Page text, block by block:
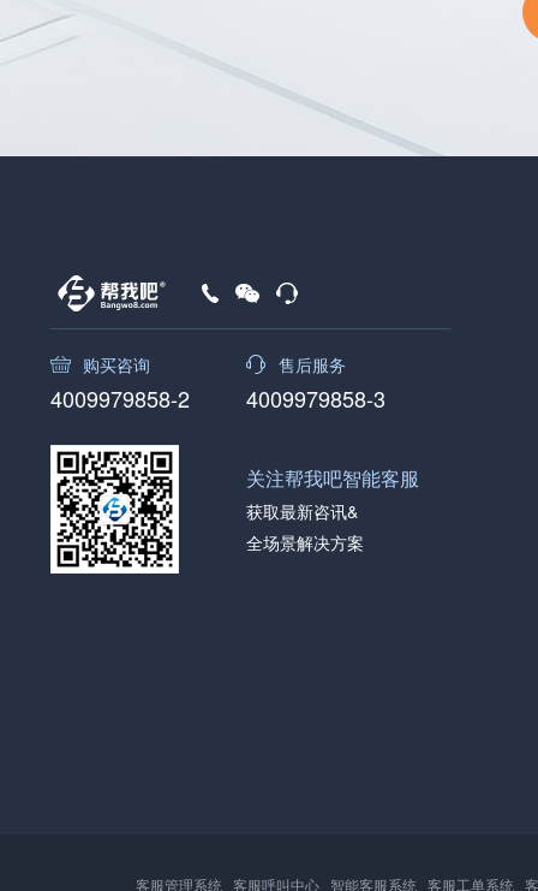
购买咨询
4009979858-2
售后服务
4009979858-3
关注帮我吧智能客服
获取最新咨讯&
全场景解决方案
客服管理系统 客服呼叫中心 智能客服系统 客服工单系统